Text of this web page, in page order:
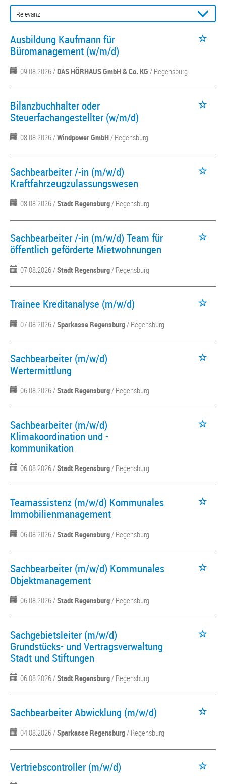
Ausbildung Kaufmann für
Büromanagement (w/m/d)
09.08.2026 /DAS HÖRHAUS GmbH & Co. KG / Regensburg
Bilanzbuchhalter oder
Steuerfachangestellter (w/m/d)
08.08.2026 /Windpower GmbH/ Regensburg
Sachbearbeiter /-in (m/w/d)
Kraftfahrzeugzulassungswesen
08.08.2026 /Stadt Regensburg/ Regensburg
Sachbearbeiter /-in (m/w/d) Team für
öffentlich geförderte Mietwohnungen
07.08.2026 /Stadt Regensburg/ Regensburg
Trainee Kreditanalyse (m/w/d)
07.08.2026 /Sparkasse Regensburg/ Regensburg
Sachbearbeiter (m/w/d)
Wertermittlung
06.08.2026 /Stadt Regensburg/ Regensburg
Sachbearbeiter (m/w/d)
Klimakoordination und -
kommunikation
06.08.2026 /Stadt Regensburg/ Regensburg
Teamassistenz (m/w/d) Kommunales
Immobilienmanagement
06.08.2026 /Stadt Regensburg/ Regensburg
Sachbearbeiter (m/w/d) Kommunales
Objektmanagement
06.08.2026 /Stadt Regensburg/ Regensburg
Sachgebietsleiter (m/w/d)
Grundstücks- und Vertragsverwaltung
Stadt und Stiftungen
06.08.2026 /Stadt Regensburg/ Regensburg
Sachbearbeiter Abwicklung (m/w/d)
04.08.2026 /Sparkasse Regensburg/ Regensburg
Vertriebscontroller (m/w/d)